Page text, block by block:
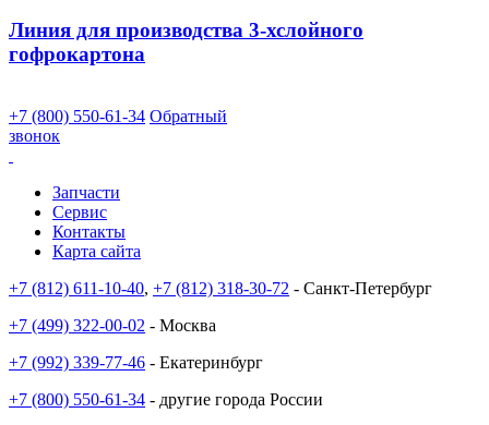
Линия для производства 3-хслойного
гофрокартона
+7 (800) 550-61-34 Обратный
звонок
Запчасти
Сервис
Контакты
Карта сайта
+7 (812) 611-10-40, +7 (812) 318-30-72 - Санкт-Петербург
+7 (499) 322-00-02 - Москва
+7 (992) 339-77-46 - Екатеринбург
+7 (800) 550-61-34 - другие города России